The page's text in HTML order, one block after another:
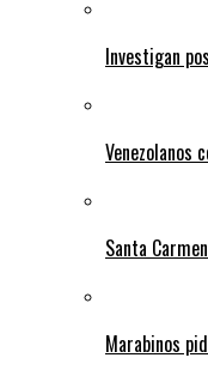
Investigan
Venezolanos
Santa
Marabinos